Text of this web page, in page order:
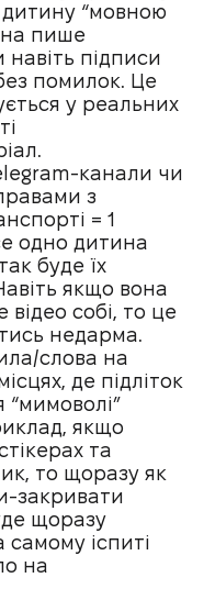
“мовною
пише
підписи
помилок. Це
у реальних
канали чи
з
= 1
одно дитина
буде їх
якщо вона
собі, то це
недарма.
слова на
де підліток
“мимоволі”
якщо
та
то щоразу як
закривати
щоразу
самому іспиті
на